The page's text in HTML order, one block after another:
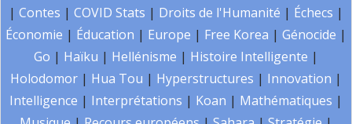
| Contes | COVID Stats | Droits de l'Humanité | Échecs |
Économie | Éducation | Europe | Free Korea | Génocide |
Go | Haïku | Hellénisme | Histoire Intelligente |
Holodomor | Hua Tou | Hyperstructures | Innovation |
Intelligence | Interprétations | Koan | Mathématiques |